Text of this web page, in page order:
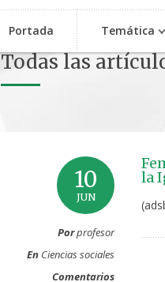
Portada Temática
Todas las
10
JUN
Porprofesor
En Ciencias sociales
Comentarios
la